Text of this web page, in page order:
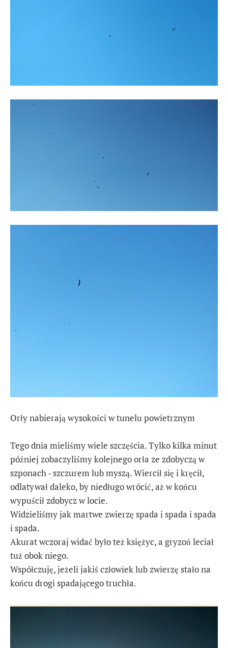
Orły nabierają wysokości w tunelu powietrznym
Tego dnia mieliśmy wiele szczęścia. Tylko kilka minut
później zobaczyliśmy kolejnego orła ze zdobyczą w
szponach - szczurem lub myszą. Wiercił się i kręcił,
odlatywał daleko, by niedługo wrócić, aż w końcu
wypuścił zdobycz w locie.
Widzieliśmy jak martwe zwierzę spada i spada i spada
i spada.
Akurat wczoraj widać było też księżyc, a gryzoń leciał
tuż obok niego.
Współczuję, jeżeli jakiś człowiek lub zwierzę stało na
końcu drogi spadającego truchła.